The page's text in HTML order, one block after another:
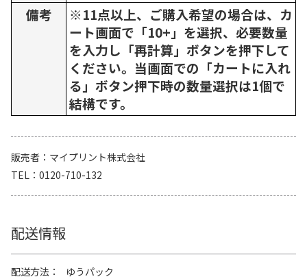
備考
※11点以上、ご購入希望の場合は、カ
ート画面で「10+」を選択、必要数量
を入力し「再計算」ボタンを押下して
ください。当画面での「カートに入れ
る」ボタン押下時の数量選択は1個で
結構です。
販売者
マイプリント株式会社
TEL
0120-710-132
配送情報
配送方法
ゆうパック